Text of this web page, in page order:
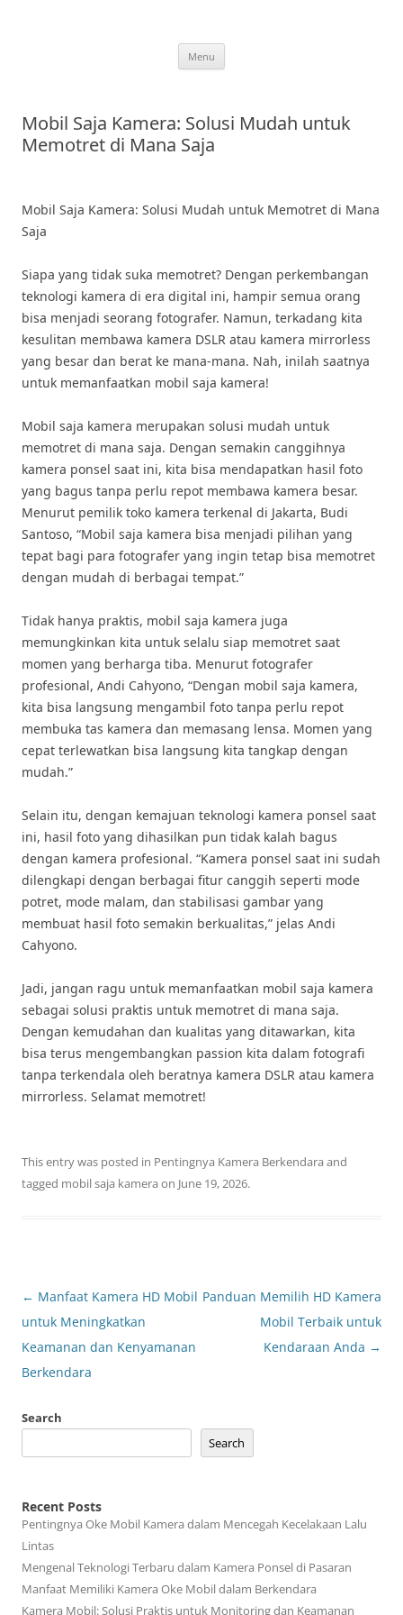
Menu
Mobil Saja Kamera: Solusi Mudah untuk
Memotret di Mana Saja
Mobil Saja Kamera: Solusi Mudah untuk Memotret di Mana
Saja
Siapa yang tidak suka memotret? Dengan perkembangan
teknologi kamera di era digital ini, hampir semua orang
bisa menjadi seorang fotografer. Namun, terkadang kita
kesulitan membawa kamera DSLR atau kamera mirrorless
yang besar dan berat ke mana-mana. Nah, inilah saatnya
untuk memanfaatkan mobil saja kamera!
Mobil saja kamera merupakan solusi mudah untuk
memotret di mana saja. Dengan semakin canggihnya
kamera ponsel saat ini, kita bisa mendapatkan hasil foto
yang bagus tanpa perlu repot membawa kamera besar.
Menurut pemilik toko kamera terkenal di Jakarta, Budi
Santoso, “Mobil saja kamera bisa menjadi pilihan yang
tepat bagi para fotografer yang ingin tetap bisa memotret
dengan mudah di berbagai tempat.”
Tidak hanya praktis, mobil saja kamera juga
memungkinkan kita untuk selalu siap memotret saat
momen yang berharga tiba. Menurut fotografer
profesional, Andi Cahyono, “Dengan mobil saja kamera,
kita bisa langsung mengambil foto tanpa perlu repot
membuka tas kamera dan memasang lensa. Momen yang
cepat terlewatkan bisa langsung kita tangkap dengan
mudah.”
Selain itu, dengan kemajuan teknologi kamera ponsel saat
ini, hasil foto yang dihasilkan pun tidak kalah bagus
dengan kamera profesional. “Kamera ponsel saat ini sudah
dilengkapi dengan berbagai fitur canggih seperti mode
potret, mode malam, dan stabilisasi gambar yang
membuat hasil foto semakin berkualitas,” jelas Andi
Cahyono.
Jadi, jangan ragu untuk memanfaatkan mobil saja kamera
sebagai solusi praktis untuk memotret di mana saja.
Dengan kemudahan dan kualitas yang ditawarkan, kita
bisa terus mengembangkan passion kita dalam fotografi
tanpa terkendala oleh beratnya kamera DSLR atau kamera
mirrorless. Selamat memotret!
This entry was posted in Pentingnya Kamera Berkendara and
tagged mobil saja kamera on June 19, 2026.
Post
navigation
← Manfaat Kamera HD Mobil
untuk Meningkatkan
Keamanan dan Kenyamanan
Berkendara
Panduan Memilih HD Kamera
Mobil Terbaik untuk
Kendaraan Anda →
Search
Search
Recent Posts
Pentingnya Oke Mobil Kamera dalam Mencegah Kecelakaan Lalu
Lintas
Mengenal Teknologi Terbaru dalam Kamera Ponsel di Pasaran
Manfaat Memiliki Kamera Oke Mobil dalam Berkendara
Kamera Mobil: Solusi Praktis untuk Monitoring dan Keamanan